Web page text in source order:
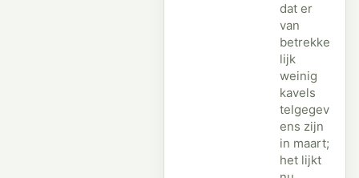
dat er
van
betrekke
lijk
weinig
kavels
telgegev
ens zijn
in maart;
het lijkt